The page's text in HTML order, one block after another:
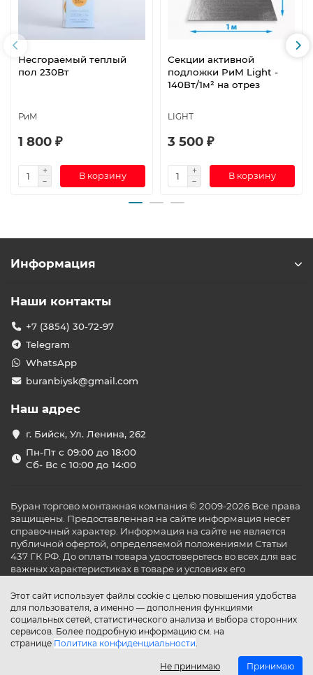
Несгораемый теплый
пол 230Вт
РиМ
1 800 ₽
В корзину
Секции активной
подложки РиМ Light -
140Вт/1м² на отрез
LIGHT
3 500 ₽
В корзину
Этот сайт использует файлы cookie с целью повышения удобства
для пользователя, а именно — дополнения функциями
социальных сетей, статистического анализа и выбора сторонних
сервисов. Более подробную информацию см. на
странице Политика конфиденциальности.
Не принимаю Принимаю
Информация
Наши контакты
+7 (3854) 30-72-97
Telegram
WhatsApp
buranbiysk@gmail.com
Наш адрес
г. Бийск, Ул. Ленина, 262
Пн-Пт с 09:00 до 18:00
Сб- Вс с 10:00 до 14:00
Буран торгово монтажная компания © 2009-2026 Все права
защищены. Предоставленная на сайте информация несёт
справочный характер. Информация на сайте не является
публичной офертой, определяемой положениями Статьи
437 ГК РФ. До оплаты товара удостоверьтесь во всех для вас
важных характеристиках в товаре и условиях его